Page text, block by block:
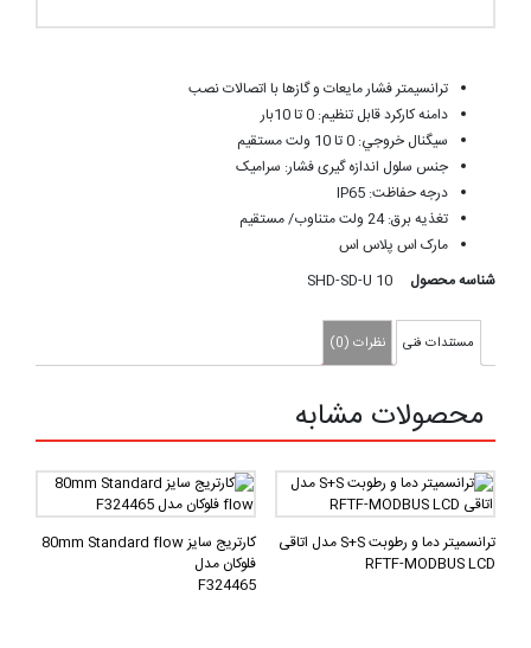
ترانسیمتر فشار مایعات و گازها با اتصالات نصب
دامنه کارکرد قابل تنظیم: 0 تا 10بار
سيگنال خروجي: 0 تا 10 ولت مستقيم
جنس سلول اندازه گیری فشار: سرامیک
درجه حفاظت: IP65
تغذیه برق: 24 ولت متناوب/ مستقیم
مارک اس پلاس اس
شناسه محصول
SHD-SD-U 10
مستندات فنی نظرات (0)
محصولات مشابه
ترانسمیتر دما و رطوبت S+S مدل اتاقی
RFTF-MODBUS LCD
کارتریج سایز 80mm Standard flow
فلوکان مدل
F324465